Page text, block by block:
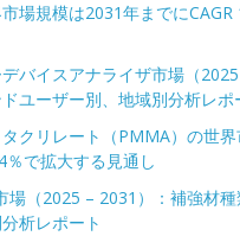
場規模は2031年までに
バイスアナライザ市場（2025
ユーザー別、地域別分析レポ
クリレート（PMMA）の世
％で拡大する見通し
場（2025 – 2031）：補強材
析レポート